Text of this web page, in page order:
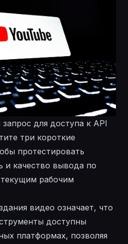
для доступа к API
три короткие
протестировать
и качество вывода по
рабочим
видео означает, что
доступны
платформах, позволяя